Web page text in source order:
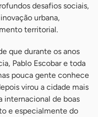
desafios sociais,
urbana,
territorial.
que durante os anos
Pablo Escobar e toda
pouca gente conhece
virou a cidade mais
internacional de boas
e especialmente do